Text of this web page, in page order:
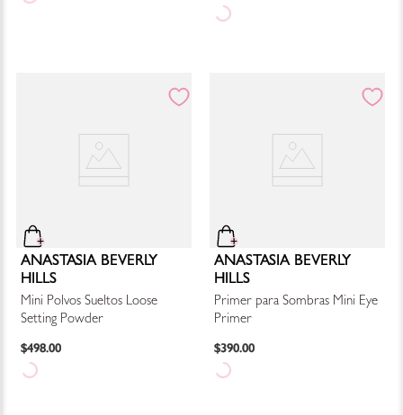
ANASTASIA BEVERLY
HILLS
Mini Polvos Sueltos Loose
Setting Powder
$498.00
ANASTASIA BEVERLY
HILLS
Primer para Sombras Mini Eye
Primer
$390.00